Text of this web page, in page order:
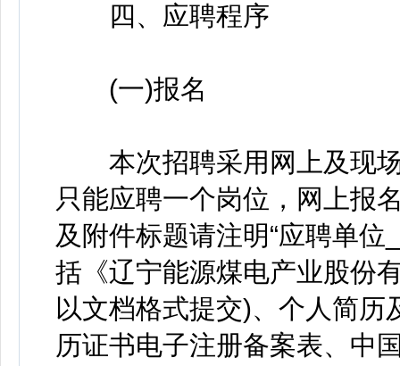
四、应聘程序
(一)报名
本次招聘采用网上及现场
只能应聘一个岗位，网上报
及附件标题请注明“应聘单
括《辽宁能源煤电产业股份
以文档格式提交)、个人简
历证书电子注册备案表、中